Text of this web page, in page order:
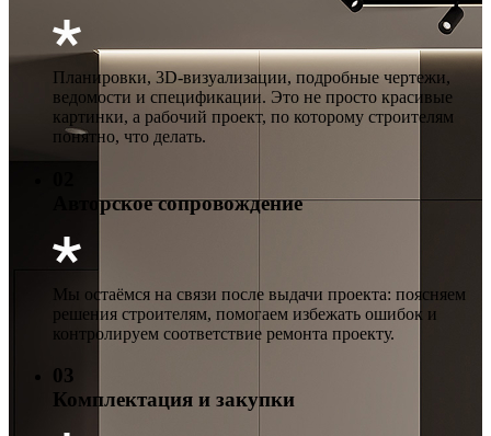
Планировки, 3D-визуализации, подробные чертежи,
ведомости и спецификации. Это не просто красивые
картинки, а рабочий проект, по которому строителям
понятно, что делать.
Авторское сопровождение
Мы остаёмся на связи после выдачи проекта: поясняем
решения строителям, помогаем избежать ошибок и
контролируем соответствие ремонта проекту.
03
Комплектация и закупки